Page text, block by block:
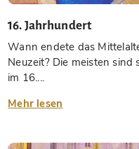
16. Jahrhundert
Wann endete das
Neuzeit? Die meisten sind
im 16....
Mehr lesen